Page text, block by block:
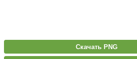
Скачать PNG